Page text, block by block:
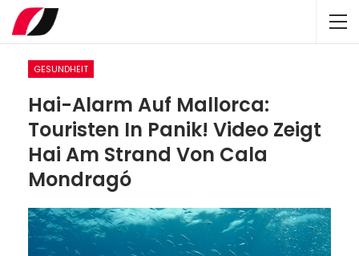
GESUNDHEIT
Hai-Alarm Auf Mallorca:
Touristen In Panik! Video Zeigt
Hai Am Strand Von Cala
Mondragó